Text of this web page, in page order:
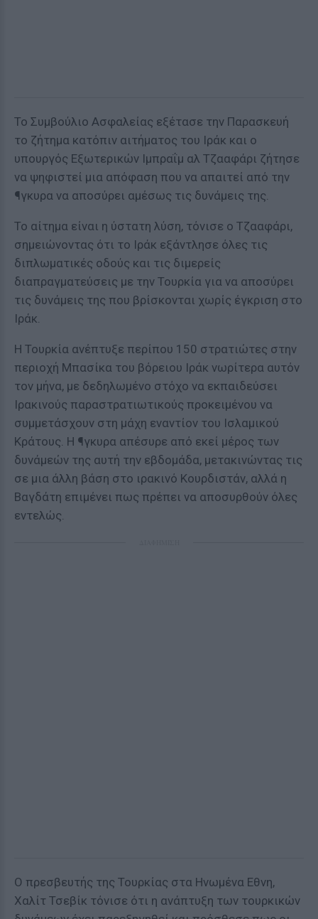
Το Συμβούλιο Ασφαλείας εξέτασε την Παρασκευή
το ζήτημα κατόπιν αιτήματος του Ιράκ και ο
υπουργός Εξωτερικών Ιμπραΐμ αλ Τζααφάρι ζήτησε
να ψηφιστεί μια απόφαση που να απαιτεί από την
¶γκυρα να αποσύρει αμέσως τις δυνάμεις της.
Το αίτημα είναι η ύστατη λύση, τόνισε ο Τζααφάρι,
σημειώνοντας ότι το Ιράκ εξάντλησε όλες τις
διπλωματικές οδούς και τις διμερείς
διαπραγματεύσεις με την Τουρκία για να αποσύρει
τις δυνάμεις της που βρίσκονται χωρίς έγκριση στο
Ιράκ.
Η Τουρκία ανέπτυξε περίπου 150 στρατιώτες στην
περιοχή Μπασίκα του βόρειου Ιράκ νωρίτερα αυτόν
τον μήνα, με δεδηλωμένο στόχο να εκπαιδεύσει
Ιρακινούς παραστρατιωτικούς προκειμένου να
συμμετάσχουν στη μάχη εναντίον του Ισλαμικού
Κράτους. Η ¶γκυρα απέσυρε από εκεί μέρος των
δυνάμεών της αυτή την εβδομάδα, μετακινώντας τις
σε μια άλλη βάση στο ιρακινό Κουρδιστάν, αλλά η
Βαγδάτη επιμένει πως πρέπει να αποσυρθούν όλες
εντελώς.
Ο πρεσβευτής της Τουρκίας στα Ηνωμένα Εθνη,
Χαλίτ Τσεβίκ τόνισε ότι η ανάπτυξη των τουρκικών